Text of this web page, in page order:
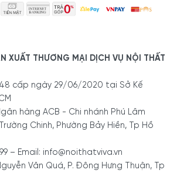
XUẤT THƯƠNG MẠI DỊCH VỤ NỘI THẤT
cấp ngày 29/06/2020 tại Sở Kế
hàng ACB - Chi nhánh Phú Lâm
Chinh, Phường Bảy Hiền, Tp Hồ
– Email: info@noithatviva.vn
Văn Quá, P. Đông Hưng Thuận, Tp